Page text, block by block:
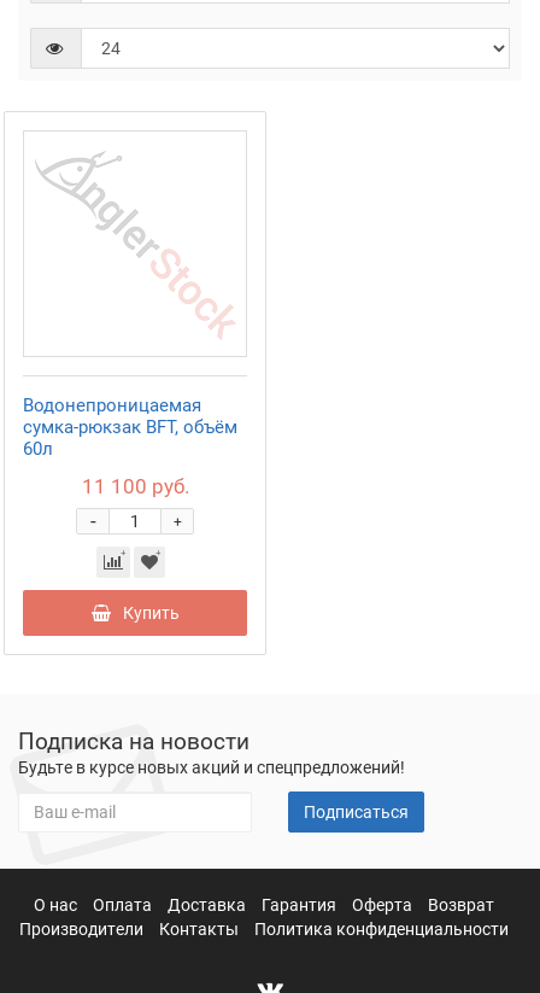
Водонепроницаемая
сумка-рюкзак BFT, объём
60л
11 100 руб.
+
-
Купить
Подписка на новости
Будьте в курсе новых акций и спецпредложений!
Подписаться
О нас Оплата Доставка Гарантия Оферта
Возврат
Производители
Контакты Политика конфиденциальности